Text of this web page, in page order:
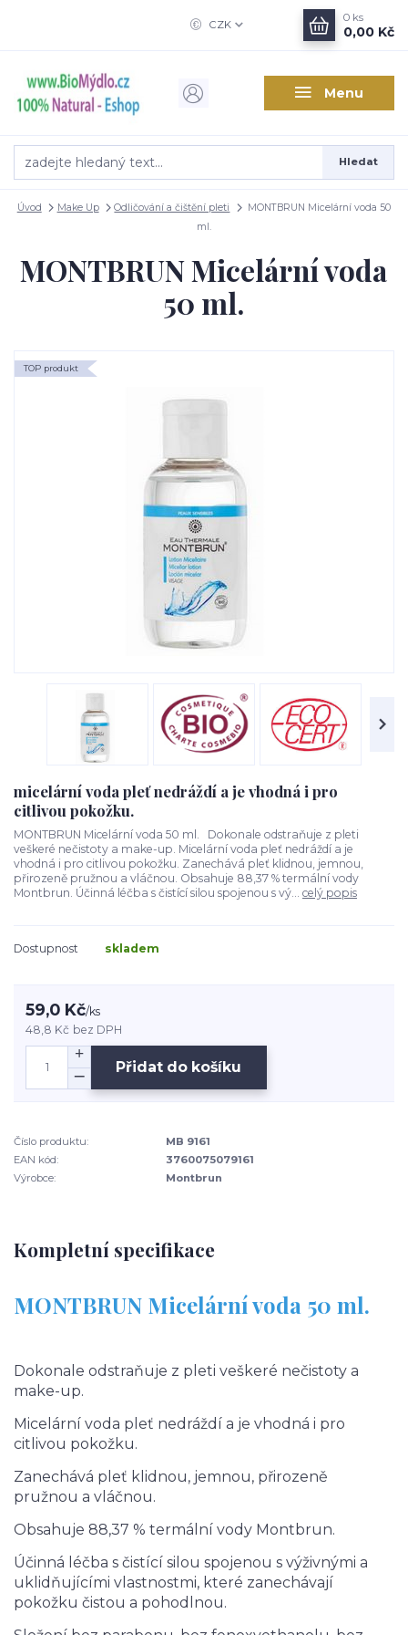
Menu
CZK
Hledat
0 ks
0,00 Kč
Úvod Make Up Odličování a čištění pleti
MONTBRUN Micelární voda 50
ml.
MONTBRUN Micelární voda
50 ml.
TOP produkt
micelární voda pleť nedráždí a je vhodná i pro
citlivou pokožku.
MONTBRUN Micelární voda 50 ml. Dokonale odstraňuje z pleti
veškeré nečistoty a make-up. Micelární voda pleť nedráždí a je
vhodná i pro citlivou pokožku. Zanechává pleť klidnou, jemnou,
přirozeně pružnou a vláčnou. Obsahuje 88,37 % termální vody
Montbrun. Účinná léčba s čistící silou spojenou s vý... celý popis
Dostupnost skladem
59,0 Kč/ks
48,8 Kč bez DPH
Přidat do košíku
Číslo produktu:
MB 9161
EAN kód:
3760075079161
Výrobce:
Montbrun
Kompletní specifikace
MONTBRUN Micelární voda 50 ml.
Dokonale odstraňuje z pleti veškeré nečistoty a
make-up.
Micelární voda pleť nedráždí a je vhodná i pro
citlivou pokožku.
Zanechává pleť klidnou, jemnou, přirozeně
pružnou a vláčnou.
Obsahuje 88,37 % termální vody Montbrun.
Účinná léčba s čistící silou spojenou s výživnými a
uklidňujícími vlastnostmi, které zanechávají
pokožku čistou a pohodlnou.